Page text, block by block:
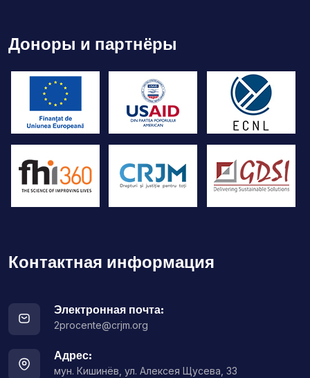
Доноры и партнёры
Контактная информация
Электронная почта:
2procente@crjm.org
Адрес:
мун. Кишинёв, ул. Алексея Щусева, 33